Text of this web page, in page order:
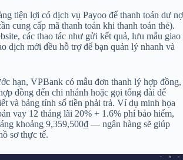
tiện lợi có dịch vụ Payoo để thanh toán dư nợ
cung cấp mã thanh toán khi thanh toán thẻ).
các thao tác như gửi kết quả, lưu mẫu giao
dịch mới đều hỗ trợ để bạn quản lý nhanh và
hạn, VPBank có mẫu đơn thanh lý hợp đồng,
đồng đến chi nhánh hoặc gọi tổng đài để
và bảng tính số tiền phải trả. Ví dụ minh họa
vay 12 tháng lãi 20% + 1.6% phí bảo hiểm,
khoảng 9,359,500₫ — ngân hàng sẽ giúp
sơ thực tế.